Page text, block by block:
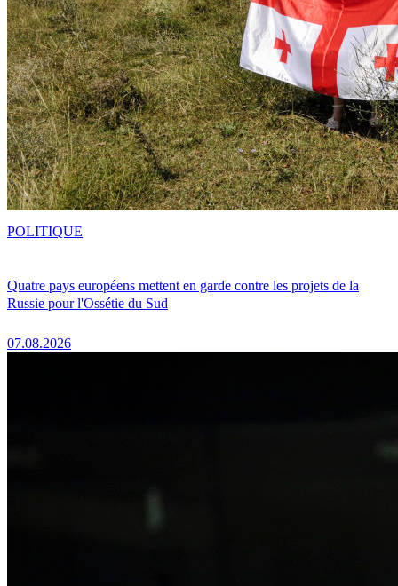
Quatre pays européens mettent en garde contre les projets de la
Russie pour l'Ossétie du Sud
07.08.2026
POLITIQUE